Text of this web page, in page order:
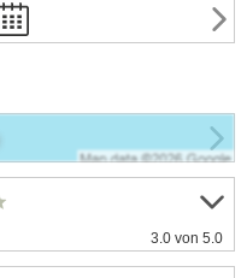
3.0 von 5.0